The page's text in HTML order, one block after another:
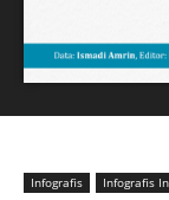
Infografis Infografis